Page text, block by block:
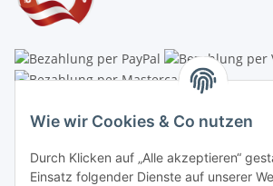
Wie wir Cookies & Co nutzen
Durch Klicken auf „Alle akzeptieren“
Einsatz folgender Dienste auf unserer
Schauraum & Verkauf: Pfarrwald 46